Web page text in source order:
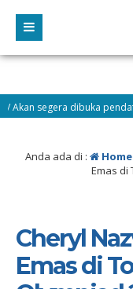
segera dibuka pendaftaran
Anda ada di : Home
Emas di
Cheryl
Emas di